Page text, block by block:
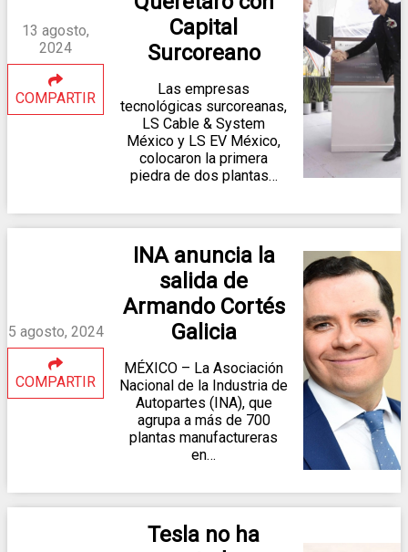
13 agosto,
2024
COMPARTIR
Capital
Surcoreano
Las empresas
tecnológicas surcoreanas,
LS Cable & System
México y LS EV México,
colocaron la primera
piedra de dos plantas…
5 agosto, 2024
COMPARTIR
INA anuncia la
salida de
Armando Cortés
Galicia
MÉXICO – La Asociación
Nacional de la Industria de
Autopartes (INA), que
agrupa a más de 700
plantas manufactureras
en…
Tesla no ha